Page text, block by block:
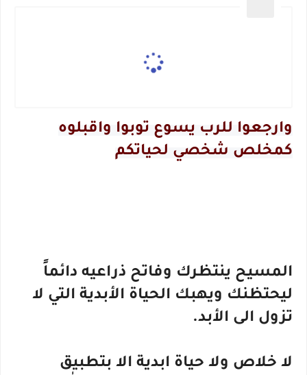
وارجعوا للرب يسوع توبوا واقبلوه
كمخلص شخصي لحياتكم
المسيح ينتظرك وفاتح ذراعيه دائماً
ليحتظنك ويهبك الحياة الأبدية التي لا
تزول الى الأبد.
لا خلاص ولا حياة ابدية الا بتطبيق